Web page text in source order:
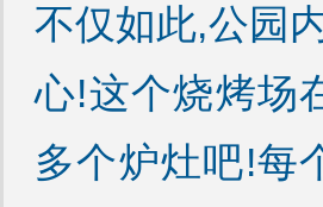
不仅如此,公园
心!这个烧烤场
多个炉灶吧!每